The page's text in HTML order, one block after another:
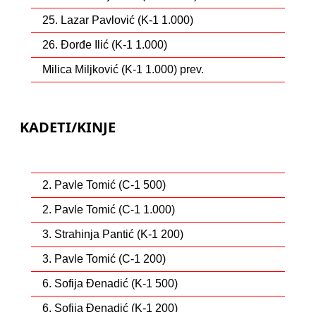
25. Lazar Pavlović (K-1 1.000)
26. Đorđe Ilić (K-1 1.000)
Milica Miljković (K-1 1.000) prev.
KADETI/KINJE
2. Pavle Tomić (C-1 500)
2. Pavle Tomić (C-1 1.000)
3. Strahinja Pantić (K-1 200)
3. Pavle Tomić (C-1 200)
6. Sofija Đenadić (K-1 500)
6. Sofija Đenadić (K-1 200)